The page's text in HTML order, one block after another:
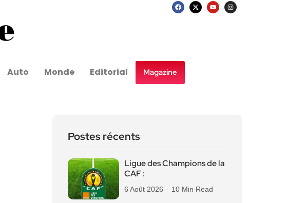
Auto Monde Editorial Magazine
Postes récents
Ligue des Champions de la
CAF :
6 Août 2026 10 Min Read